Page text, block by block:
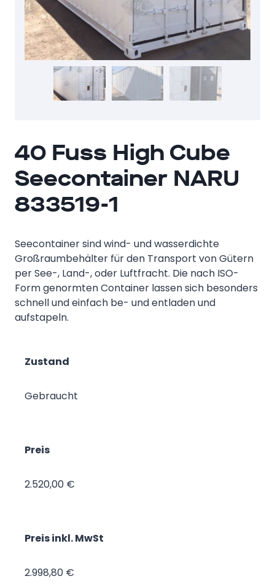
40 Fuss High Cube
Seecontainer NARU
833519-1
Seecontainer sind wind- und wasserdichte
Großraumbehälter für den Transport von Gütern
per See-, Land-, oder Luftfracht. Die nach ISO-
Form genormten Container lassen sich besonders
schnell und einfach be- und entladen und
aufstapeln.
Zustand
Gebraucht
Preis
2.520,00 €
Preis inkl. MwSt
2.998,80 €